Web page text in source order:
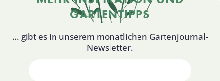
GARTENTIPPS
… gibt es in unserem monatlichen Gartenjournal-
Newsletter.